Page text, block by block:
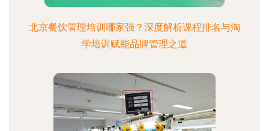
北京餐饮管理培训哪家强？深度解析课程排名与淘
学培训赋能品牌管理之道